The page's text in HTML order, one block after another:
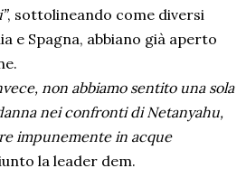
, sottolineando come diversi
e Spagna, abbiano già aperto
non abbiamo sentito una sola
nei confronti di Netanyahu,
impunemente in acque
la leader dem.